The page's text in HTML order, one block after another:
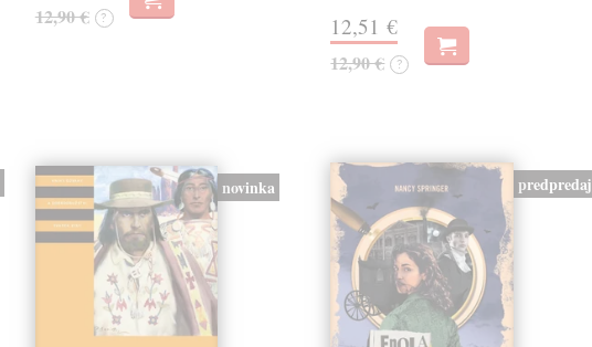
12,90 € ? 12,51 €
12,90 € ?
novinka predpredaj